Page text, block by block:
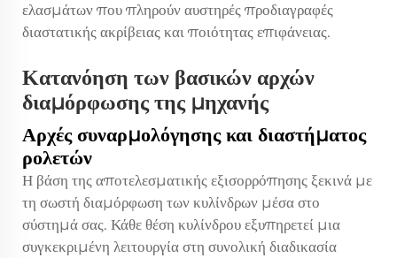
ελασμάτων που πληρούν αυστηρές προδιαγραφές
διαστατικής ακρίβειας και ποιότητας επιφάνειας.
Κατανόηση των βασικών αρχών
διαμόρφωσης της μηχανής
Αρχές συναρμολόγησης και διαστήματος
ρολετών
Η βάση της αποτελεσματικής εξισορρόπησης ξεκινά με
τη σωστή διαμόρφωση των κυλίνδρων μέσα στο
σύστημά σας. Κάθε θέση κυλίνδρου εξυπηρετεί μια
συγκεκριμένη λειτουργία στη συνολική διαδικασία